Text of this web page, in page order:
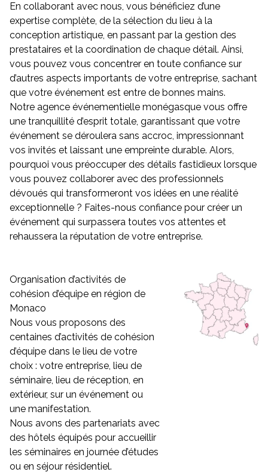
En collaborant avec nous, vous bénéficiez d’une
expertise complète, de la sélection du lieu à la
conception artistique, en passant par la gestion des
prestataires et la coordination de chaque détail. Ainsi,
vous pouvez vous concentrer en toute confiance sur
d’autres aspects importants de votre entreprise, sachant
que votre événement est entre de bonnes mains.
Notre agence événementielle monégasque vous offre
une tranquillité d’esprit totale, garantissant que votre
événement se déroulera sans accroc, impressionnant
vos invités et laissant une empreinte durable. Alors,
pourquoi vous préoccuper des détails fastidieux lorsque
vous pouvez collaborer avec des professionnels
dévoués qui transformeront vos idées en une réalité
exceptionnelle ? Faites-nous confiance pour créer un
événement qui surpassera toutes vos attentes et
rehaussera la réputation de votre entreprise.
Organisation d’activités de
cohésion d’équipe en région de
Monaco
Nous vous proposons des
centaines d’activités de cohésion
d’équipe dans le lieu de votre
choix : votre entreprise, lieu de
séminaire, lieu de réception, en
extérieur, sur un événement ou
une manifestation.
Nous avons des partenariats avec
des hôtels équipés pour accueillir
les séminaires en journée d’études
ou en séjour résidentiel.